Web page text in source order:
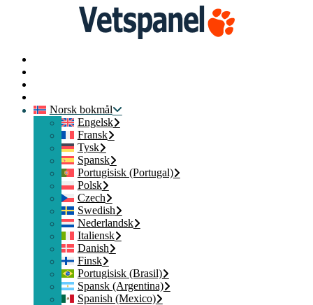
Norsk bokmål
Engelsk
Fransk
Tysk
Spansk
Portugisisk (Portugal)
Polsk
Czech
Swedish
Nederlandsk
Italiensk
Danish
Finsk
Portugisisk (Brasil)
Spansk (Argentina)
Spanish (Mexico)